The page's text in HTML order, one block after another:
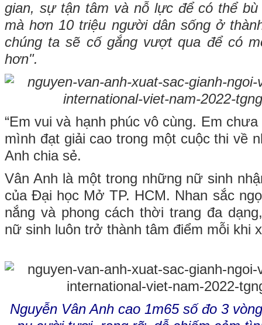
gian, sự tận tâm và nỗ lực để có thể
mà hơn 10 triệu người dân sống ở
chúng ta sẽ cố gắng vượt qua để có
hơn".
“Em vui và hạnh phúc vô cùng. Em
mình đạt giải cao trong một cuộc thi về
Anh chia sẻ.
Vân Anh là một trong những nữ sinh
của Đại học Mở TP. HCM. Nhan sắc
nắng và phong cách thời trang đa
nữ sinh luôn trở thành tâm điểm mỗi khi
Nguyễn Vân Anh cao 1m65 số đo 3